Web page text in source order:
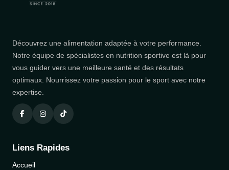
Découvrez une alimentation adaptée à votre performance.
Notre équipe de spécialistes en nutrition sportive est là pour
vous guider vers une meilleure santé et des résultats
optimaux. Nourrissez votre passion pour le sport avec notre
expertise.
Liens Rapides
Accueil